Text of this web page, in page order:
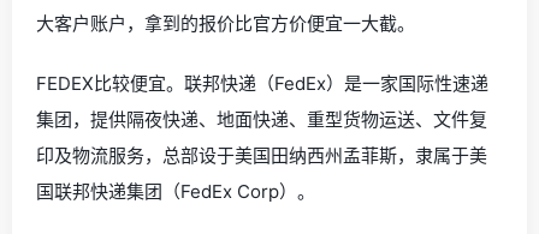
大客户账户，拿到的报价比官方价便宜一大截。
FEDEX比较便宜。联邦快递（FedEx）是一家国际性速递
集团，提供隔夜快递、地面快递、重型货物运送、文件复
印及物流服务，总部设于美国田纳西州孟菲斯，隶属于美
国联邦快递集团（FedEx Corp）。